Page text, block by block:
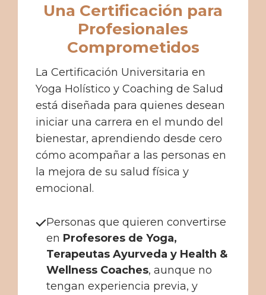
Una Certificación para
Profesionales
Comprometidos
La Certificación Universitaria en
Yoga Holístico y Coaching de Salud
está diseñada para quienes desean
iniciar una carrera en el mundo del
bienestar, aprendiendo desde cero
cómo acompañar a las personas en
la mejora de su salud física y
emocional.
Personas que quieren convertirse
en Profesores de Yoga,
Terapeutas Ayurveda y Health &
Wellness Coaches, aunque no
tengan experiencia previa, y